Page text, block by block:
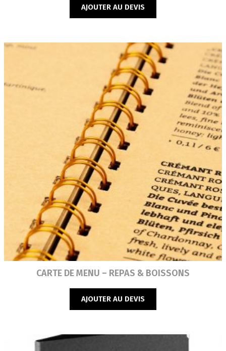
AJOUTER AU DEVIS
Lire la suiteCARTE DE MENU – REPAS & BOISSONS
AJOUTER AU DEVIS